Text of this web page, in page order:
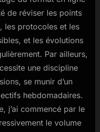
de réviser les points
les protocoles et les
et les évolutions
Par ailleurs,
une discipline
se munir d’un
hebdomadaires.
j’ai commencé par le
le volume